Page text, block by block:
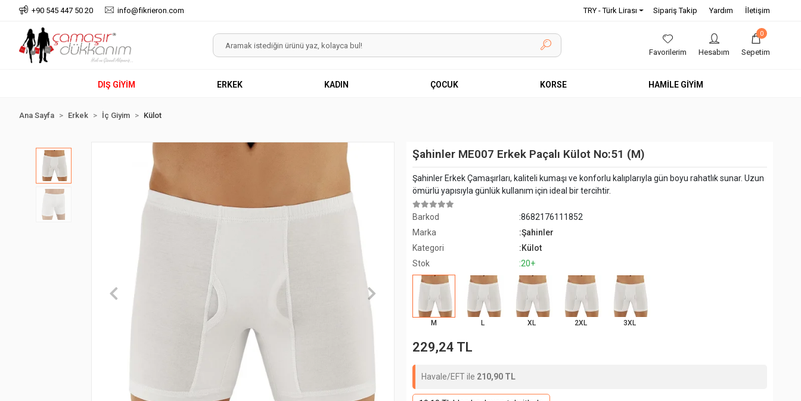
+90 545 447 50 20 info@fikrieron.com TRY - Türk Lirası Sipariş Takip Yardım İletişim
Favorilerim Hesabım
0
Sepetim
DIŞ GİYİM ERKEK KADIN ÇOCUK KORSE HAMİLE GİYİM
Ana Sayfa Erkek İç Giyim Külot
Şahinler ME007 Erkek Paçalı Külot No:51 (M)
Şahinler Erkek Çamaşırları, kaliteli kumaşı ve konforlu kalıplarıyla gün boyu rahatlık sunar. Uzun
ömürlü yapısıyla günlük kullanım için ideal bir tercihtir.
Barkod
:8682176111852
Marka
:Şahinler
Kategori
:Külot
Stok
:20+
M L XL 2XL 3XL
229,24 TL
Havale/EFT ile 210,90 TL